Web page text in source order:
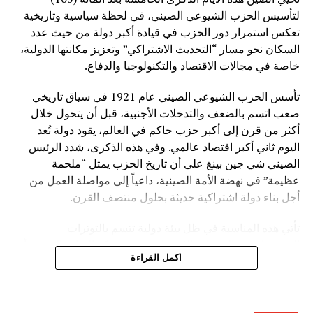
لتأسيس الحزب الشيوعي الصيني، في لحظة سياسية وتاريخية
تعكس استمرار دور الحزب في قيادة أكبر دولة من حيث عدد
السكان نحو مسار “التحديث الاشتراكي” وتعزيز مكانتها الدولية،
خاصة في مجالات الاقتصاد والتكنولوجيا والدفاع.
تأسس الحزب الشيوعي الصيني عام 1921 في سياق تاريخي
صعب اتسم بالضعف والتدخلات الأجنبية، قبل أن يتحول خلال
أكثر من قرن إلى أكبر حزب حاكم في العالم، يقود دولة تُعد
اليوم ثاني أكبر اقتصاد عالمي. وفي هذه الذكرى، شدد الرئيس
الصيني شي جين بينغ على أن تاريخ الحزب يمثل “ملحمة
عظيمة” في نهضة الأمة الصينية، داعياً إلى مواصلة العمل من
أجل بناء دولة اشتراكية حديثة بحلول منتصف القرن.
الجيوسياسية والتغيرات الاقتصادية، حيث تؤكد القيادة الصينية أن
العالم يعيش مرحلة “تغيرات عميقة غير مسبوقة”. وفي هذا
التخطيط طويل المدى، والتقدم الصناعي، والتوسع التكنولوجي.
اكمل القراءة